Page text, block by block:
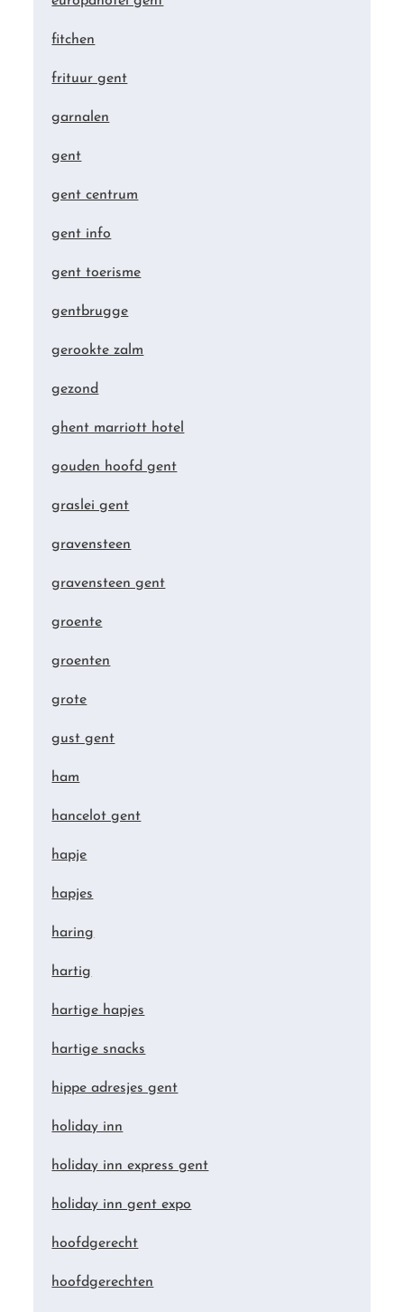
fitchen
frituur gent
garnalen
gent
gent centrum
gent info
gent toerisme
gentbrugge
gerookte zalm
gezond
ghent marriott hotel
gouden hoofd gent
graslei gent
gravensteen
gravensteen gent
groente
groenten
grote
gust gent
ham
hancelot gent
hapje
hapjes
haring
hartig
hartige hapjes
hartige snacks
hippe adresjes gent
holiday inn
holiday inn express gent
holiday inn gent expo
hoofdgerecht
hoofdgerechten